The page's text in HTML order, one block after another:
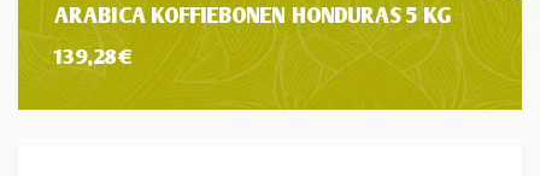
ARABICA KOFFIEBONEN HONDURAS 5 KG
139,28€